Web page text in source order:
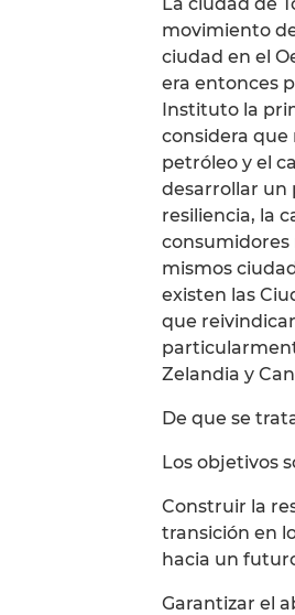
movimiento
ciudad en el
era entonces
Instituto la
considera que
petróleo y el
desarrollar un
resiliencia, la
consumidores
mismos
existen las
que
Zelandia y
De que se
Los objetivos
Construir la
transición en
hacia un
Garantizar el